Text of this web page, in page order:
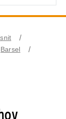
Barsel